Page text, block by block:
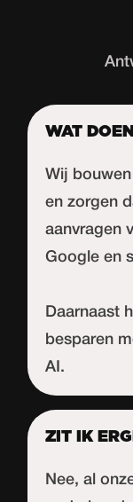
WAT
Wij
en zorgen
aanvragen
Google en
Daarnaast
besparen
AI.
ZIT IK
Nee, al